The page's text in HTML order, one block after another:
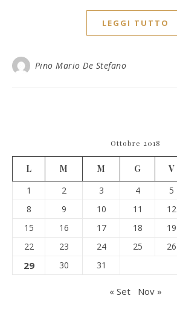
LEGGI TUTTO
Pino Mario De Stefano
Ottobre 2018
L M M G V
1
2 3 4 5
8
9 10 11 12
15
16 17 18 19
22
23 24 25 26
29 30 31
« Set Nov »